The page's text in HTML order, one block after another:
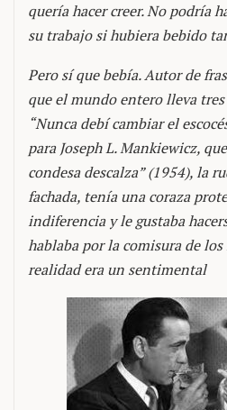
quería hacer creer. No podría
su trabajo si hubiera bebido
Pero sí que bebía. Autor de
que el mundo entero lleva tres
“Nunca debí cambiar el
para Joseph L. Mankiewicz,
condesa descalza” (1954), la
fachada, tenía una coraza
indiferencia y le gustaba
hablaba por la comisura de
realidad era un sentimental